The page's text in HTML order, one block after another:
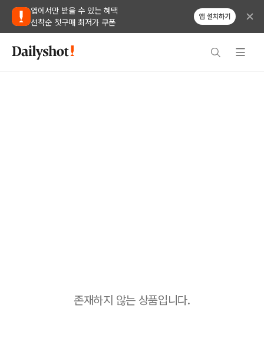
앱에서만 받을 수 있는 혜택
선착순 첫구매 최저가 쿠폰
앱 설치하기
존재하지 않는 상품입니다.